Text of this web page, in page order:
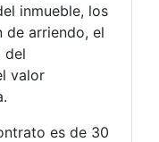
inmueble, los
de arriendo, el
del
valor
es de 30